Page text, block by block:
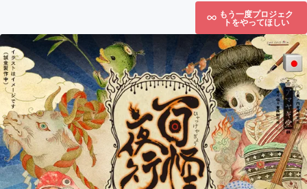
もう一度プロジェク
トをやってほしい